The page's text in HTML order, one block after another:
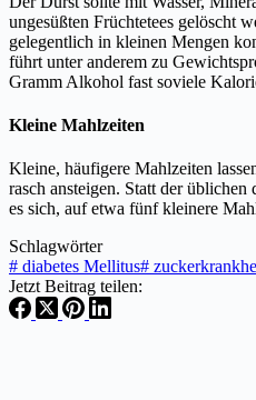
ungesüßten Früchtetees gelöscht
gelegentlich in kleinen Mengen
führt unter anderem zu
Gramm Alkohol fast soviele
Kleine Mahlzeiten
Kleine, häufigere Mahlzeiten
rasch ansteigen. Statt der
es sich, auf etwa fünf kleinere
Schlagwörter
# diabetes Mellitus#
Jetzt Beitrag teilen: